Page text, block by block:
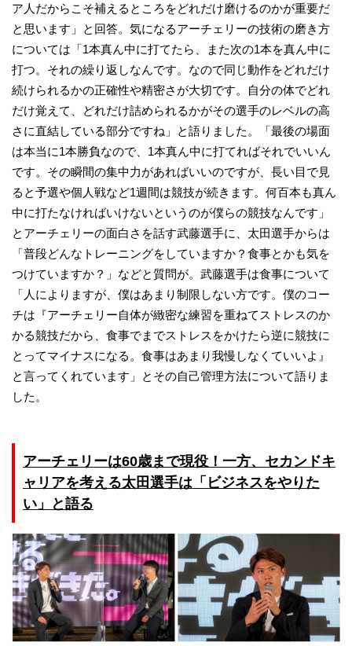
ア人だからこそ補えるところをどれだけ磨けるのかが重要だ
と思います」と回答。気になるアーチェリーの技術の磨き方
については「1本真ん中に打てたら、また次の1本を真ん中に
打つ。それの繰り返しなんです。なので同じ動作をどれだけ
続けられるかの正確性や精密さが大切です。自分の体でどれ
だけ覚えて、どれだけ詰められるかがその選手のレベルの高
さに直結している部分ですね」と語りました。「最後の場面
は本当に1本勝負なので、1本真ん中に打てればそれでいいん
です。その瞬間の集中力があればいいのですが、長い目で見
ると予選や個人戦など1週間は競技が続きます。何百本も真ん
中に打たなければいけないというのが僕らの競技なんです」
とアーチェリーの面白さを話す武藤選手に、太田選手からは
「普段どんなトレーニングをしていますか？食事とかも気を
つけていますか？」などと質問が。武藤選手は食事について
「人によりますが、僕はあまり制限しない方です。僕のコー
チは『アーチェリー自体が緻密な練習を重ねてストレスのか
かる競技だから、食事でまでストレスをかけたら逆に競技に
とってマイナスになる。食事はあまり我慢しなくていいよ』
と言ってくれています」とその自己管理方法について語りま
した。
アーチェリーは60歳まで現役！一方、セカンドキ
ャリアを考える太田選手は「ビジネスをやりた
い」と語る